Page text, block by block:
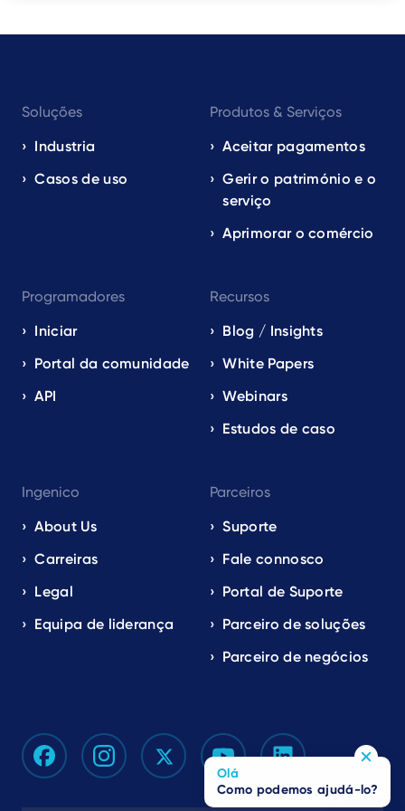
navigation
EN
Soluções
Industria
Casos de uso
Produtos & Serviços
Aceitar pagamentos
Gerir o património e o
serviço
Aprimorar o comércio
Programadores
Iniciar
Portal da comunidade
API
Recursos
Blog / Insights
White Papers
Webinars
Estudos de caso
Ingenico
About Us
Carreiras
Legal
Equipa de liderança
Parceiros
Suporte
Fale connosco
Portal de Suporte
Parceiro de soluções
Parceiro de negócios
Olá
Como podemos ajudá-lo?